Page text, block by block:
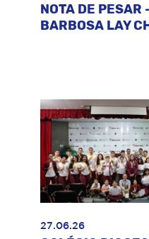
NOTA DE PESAR
BARBOSA LAY
27.06.26